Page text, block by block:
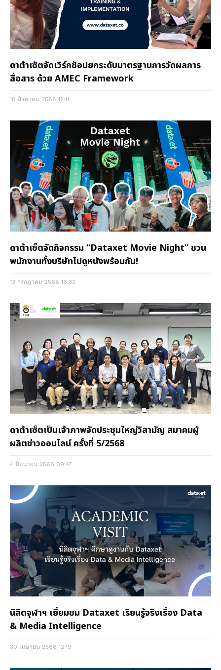
ดาต้าเซ็ตจัดเวิร์กช็อปยกระดับมาตรฐานการวัดผลการ
สื่อสาร ด้วย AMEC Framework
18 สิงหาคม 2568 12:11
ดาต้าเซ็ตจัดกิจกรรม “Dataxet Movie Night” ชวน
พนักงานทั้งบริษัทไปดูหนังพร้อมกัน!
13 กรกฎาคม 2568 16:33
ดาต้าเซ็ตเป็นเจ้าภาพจัดประชุมใหญ่วิสามัญ สมาคมผู้
ผลิตข่าวออนไลน์ ครั้งที่ 5/2568
4 มิถุนายน 2568 09:47
นิสิตจุฬาฯ เยี่ยมชม Dataxet เรียนรู้จริงเรื่อง Data
& Media Intelligence
30 เมษายน 2568 12:19